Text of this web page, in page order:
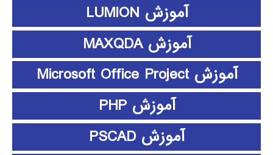
آموزش LUMION
آموزش MAXQDA
آموزش Microsoft Office Project
آموزش PHP
آموزش PSCAD